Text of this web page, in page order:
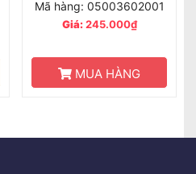
Mã hàng: 05003602001
Giá:245.000₫
MUA HÀNG